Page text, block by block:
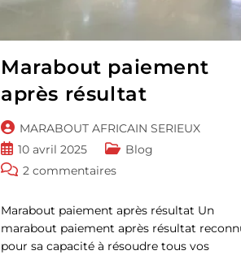
Marabout paiement
après résultat
Auteur/autrice
de
la
publication :
MARABOUT AFRICAIN SERIEUX
Publication
publiée :
10 avril 2025
Post
category:
Blog
Commentaires
la
publication :
2 commentaires
Marabout paiement après résultat Un
marabout paiement après résultat
pour sa capacité à résoudre tous vos